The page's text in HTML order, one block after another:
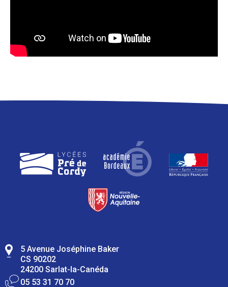
5 Avenue Joséphine Baker
CS 90202
24200 Sarlat-la-Canéda
05 53 31 70 70